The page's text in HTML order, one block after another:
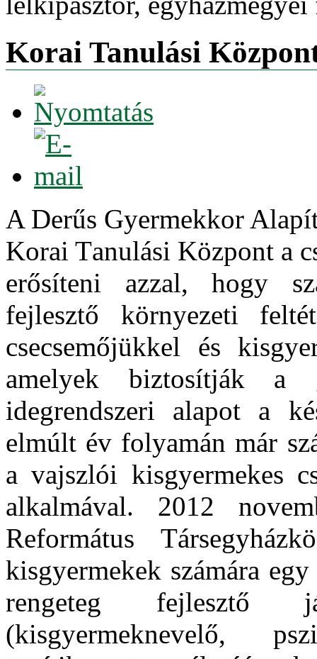
Korai Tanulási
A Derűs Gyermekkor
Korai Tanulási Központ a
erősíteni azzal, hogy
fejlesztő környezeti
csecsemőjükkel és
amelyek biztosítják a
idegrendszeri alapot a
elmúlt év folyamán már
a vajszlói kisgyermekes
alkalmával. 2012
Református
kisgyermekek számára
rengeteg fejlesztő
(kisgyermeknevelő,